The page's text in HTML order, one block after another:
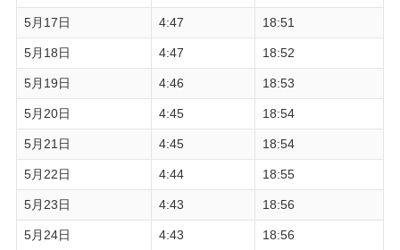
5月17日 4:47 18:51
5月18日 4:47 18:52
5月19日 4:46 18:53
5月20日 4:45 18:54
5月21日 4:45 18:54
5月22日 4:44 18:55
5月23日 4:43 18:56
5月24日 4:43 18:56